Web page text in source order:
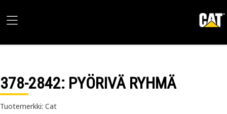
378-2842: PYÖRIVÄ RYHMÄ
Tuotemerkki: Cat